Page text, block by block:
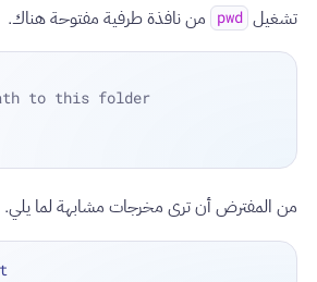
تشغيل pwd من نافذة طرفية مفتوحة هناك.
to this folder
من المفترض أن ترى مخرجات مشابهة لما يلي.